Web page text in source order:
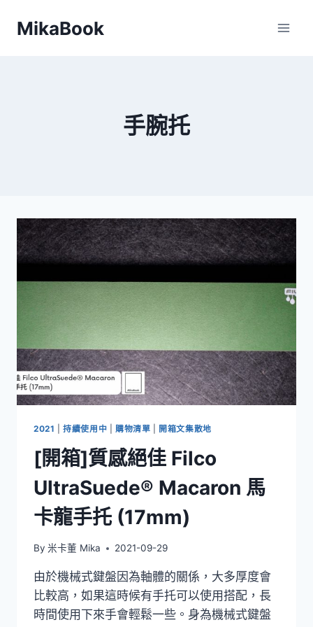
MikaBook
手腕托
2021 |持續使用中 購物清單 開箱文集散地
[開箱]質感絕佳 Filco
UltraSuede® Macaron 馬
卡龍手托 (17mm)
By 米卡董 Mika 2021-09-29
由於機械式鍵盤因為軸體的關係，大多厚度會
比較高，如果這時候有手托可以使用搭配，長
時間使用下來手會輕鬆一些。身為機械式鍵盤